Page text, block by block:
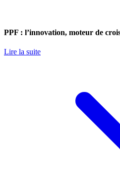
PPF : l’innovation, moteur de
Lire la suite